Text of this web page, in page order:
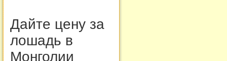
Дайте цену за
лошадь в
Монголии